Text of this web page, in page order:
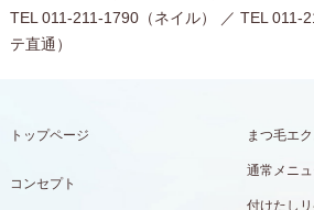
TEL 011-211-1790（ネイル） ／ TEL 011-
テ直通）
トップページ
コンセプト
まつ毛エ
通常メニ
付けたし